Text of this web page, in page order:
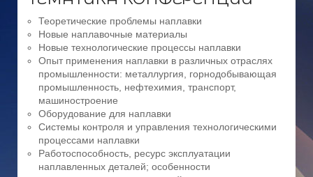
Теоретические проблемы наплавки
Новые наплавочные материалы
Новые технологические процессы наплавки
Опыт применения наплавки в различных отраслях
промышленности: металлургия, горнодобывающая
промышленность, нефтехимия, транспорт,
машиностроение
Оборудование для наплавки
Системы контроля и управления технологическими
процессами наплавки
Работоспособность, ресурс эксплуатации
наплавленных деталей; особенности